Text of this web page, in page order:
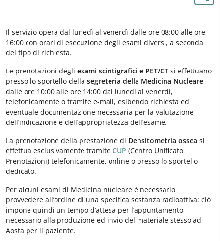
Il servizio opera dal lunedì al venerdì dalle ore 08:00 alle ore
16:00 con orari di esecuzione degli esami diversi, a seconda
del tipo di richiesta.
Le prenotazioni degli esami scintigrafici e PET/CT si effettuano
presso lo sportello della segreteria della Medicina Nucleare
dalle ore 10:00 alle ore 14:00 dal lunedì al venerdì,
telefonicamente o tramite e-mail, esibendo richiesta ed
eventuale documentazione necessaria per la valutazione
dell’indicazione e dell’appropriatezza dell’esame.
La prenotazione della prestazione di Densitometria ossea si
effettua esclusivamente tramite CUP (Centro Unificato
Prenotazioni) telefonicamente, online o presso lo sportello
dedicato.
Per alcuni esami di Medicina nucleare è necessario
provvedere all’ordine di una specifica sostanza radioattiva: ciò
impone quindi un tempo d’attesa per l’appuntamento
necessario alla produzione ed invio del materiale stesso ad
Aosta per il paziente.